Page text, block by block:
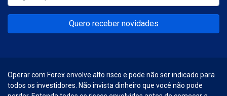
Quero receber novidades
Operar com Forex envolve alto risco e pode não ser indicado para
todos os investidores. Não invista dinheiro que você não pode